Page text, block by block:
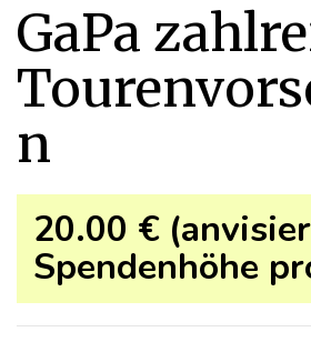
GaPa
n
20.00 €
Spendenhöhe